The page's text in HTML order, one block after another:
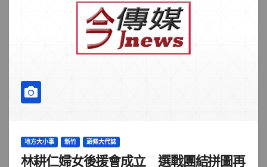
地方大小事 新竹 頭條大代誌
林耕仁婦女後援會成立 選戰團結拼圖再